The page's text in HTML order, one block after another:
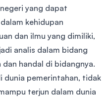
yang dapat
kehidupan
dan ilmu yang dimiliki,
analis dalam bidang
handal di bidangnya.
dunia pemerintahan, tidak
terjun dalam dunia